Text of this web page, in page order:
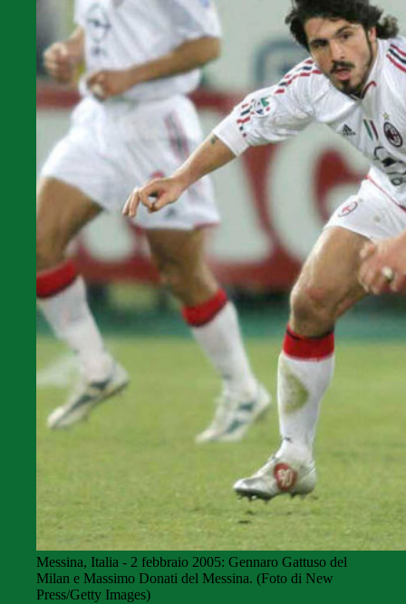
Messina, Italia - 2 febbraio 2005: Gennaro Gattuso del
Milan e Massimo Donati del Messina. (Foto di New
Press/Getty Images)